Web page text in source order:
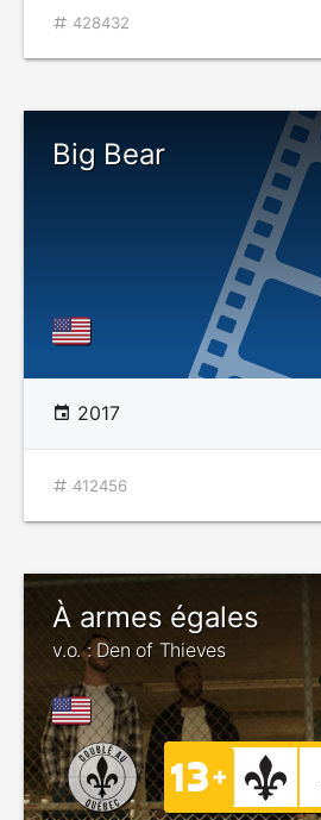
428432
Big Bear
2017
412456
À armes égales
v.o. : Den of Thieves